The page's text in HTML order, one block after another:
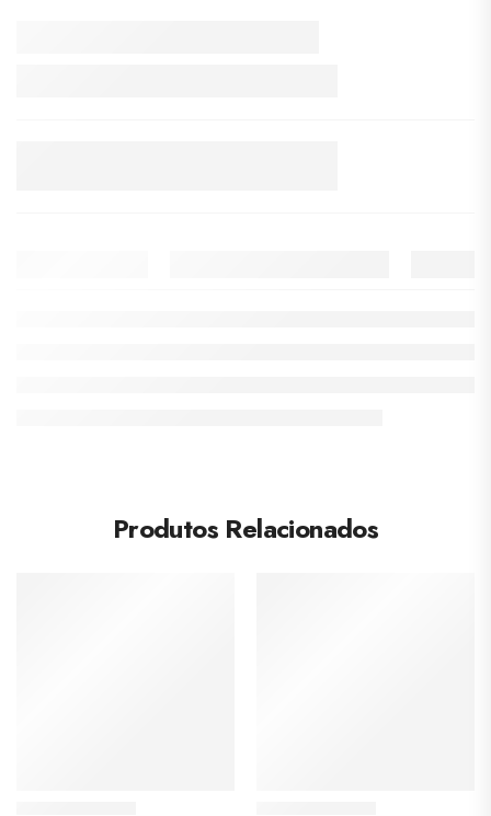
Produtos Relacionados